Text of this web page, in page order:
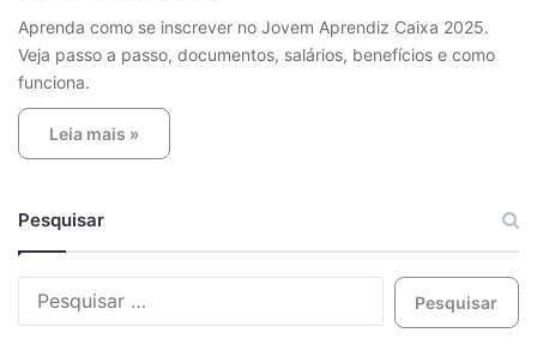
Aprenda como se inscrever no Jovem Aprendiz Caixa 2025.
Veja passo a passo, documentos, salários, benefícios e como
funciona.
Leia mais »
Pesquisar